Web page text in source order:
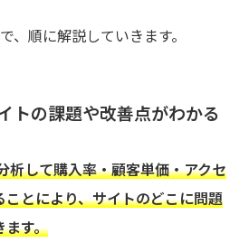
、順に解説していきます。
トの課題や改善点がわかる
析して購入率・顧客単価・アクセ
とにより、サイトのどこに問題
ます。